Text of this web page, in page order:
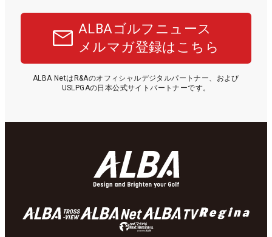
ALBAゴルフニュース
メルマガ登録はこちら
ALBA NetはR&Aのオフィシャルデジタルパートナー、および
USLPGAの日本公式サイトパートナーです。